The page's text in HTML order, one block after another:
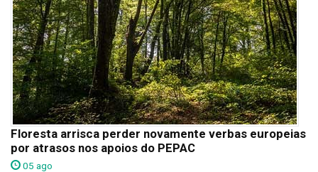
Floresta arrisca perder novamente verbas europeias
por atrasos nos apoios do PEPAC
05 ago